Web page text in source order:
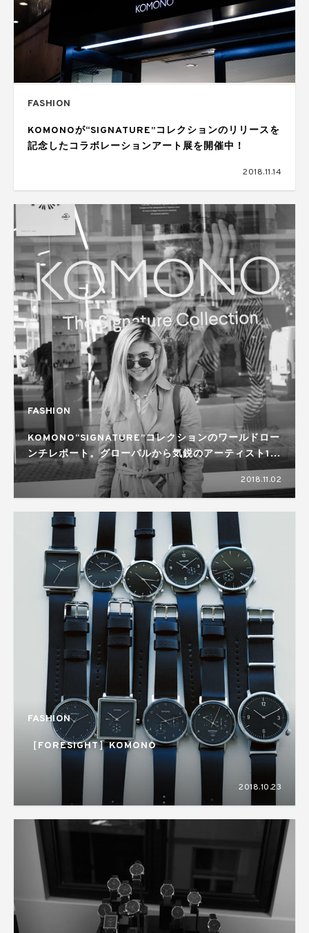
FASHION
KOMONOが“SIGNATURE”コレクションのリリースを
記念したコラボレーションアート展を開催中！
2018.11.14
FASHION
KOMONO“SIGNATURE”コレクションのワールドロー
ンチレポート。グローバルから気鋭のアーティスト10
名をオーガナイズ！
2018.11.02
FASHION
［FORESIGHT］KOMONO
2018.10.23